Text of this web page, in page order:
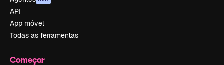
API
App móvel
Todas as ferramentas
Começar